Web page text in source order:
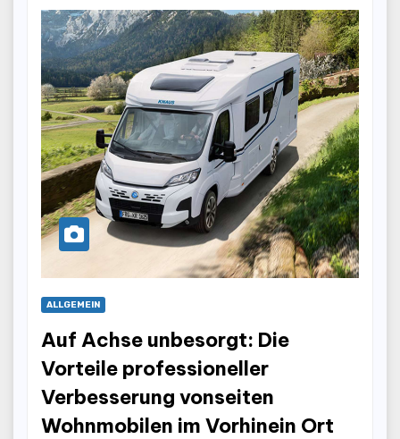
ALLGEMEIN
Auf Achse unbesorgt: Die
Vorteile professioneller
Verbesserung vonseiten
Wohnmobilen im Vorhinein Ort